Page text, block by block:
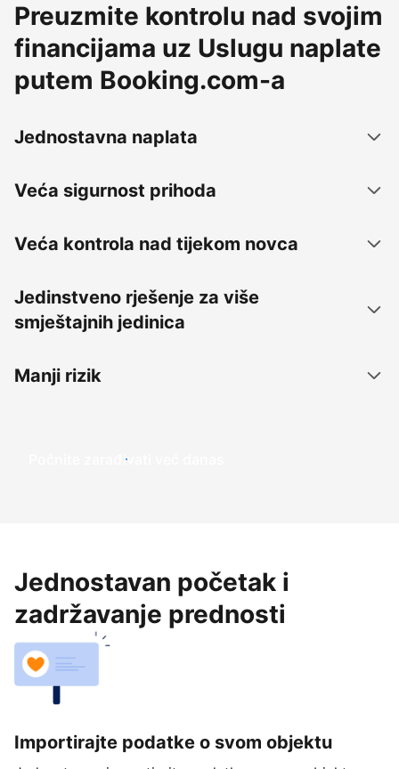
Preuzmite kontrolu nad svojim
financijama uz Uslugu naplate
putem Booking.com-a
Jednostavna naplata
Veća sigurnost prihoda
Veća kontrola nad tijekom novca
Jedinstveno rješenje za više
smještajnih jedinica
Manji rizik
Počnite zarađivati već ​​danas
Jednostavan početak i
zadržavanje prednosti
Importirajte podatke o svom objektu